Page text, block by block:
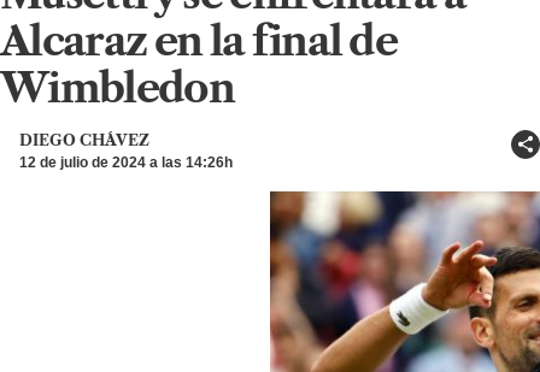
Alcaraz en la final de
Wimbledon
DIEGO CHÁVEZ
12 de julio de 2024 a las 14:26h